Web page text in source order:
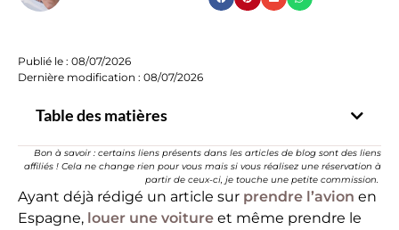
Publié le : 08/07/2026
Dernière modification : 08/07/2026
Table des matières
Bon à savoir : certains liens présents dans les articles de blog sont des liens
affiliés ! Cela ne change rien pour vous mais si vous réalisez une réservation à
partir de ceux-ci, je touche une petite commission.
Ayant déjà rédigé un article sur prendre l’avion en
Espagne, louer une voiture et même prendre le